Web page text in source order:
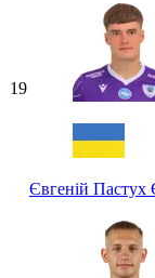
19
Євгеній Пастух